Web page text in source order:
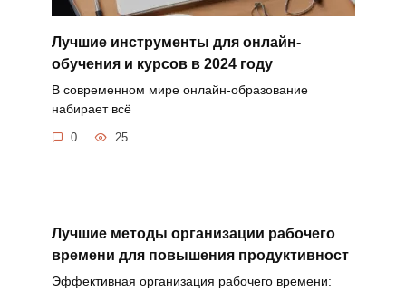
Лучшие инструменты для онлайн-
обучения и курсов в 2024 году
В современном мире онлайн-образование
набирает всё
0 25
Лучшие методы организации рабочего
времени для повышения продуктивност
Эффективная организация рабочего времени: